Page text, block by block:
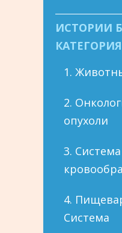
ИСТОРИИ
1.
2.
опухоли
3. Система
4.
Система